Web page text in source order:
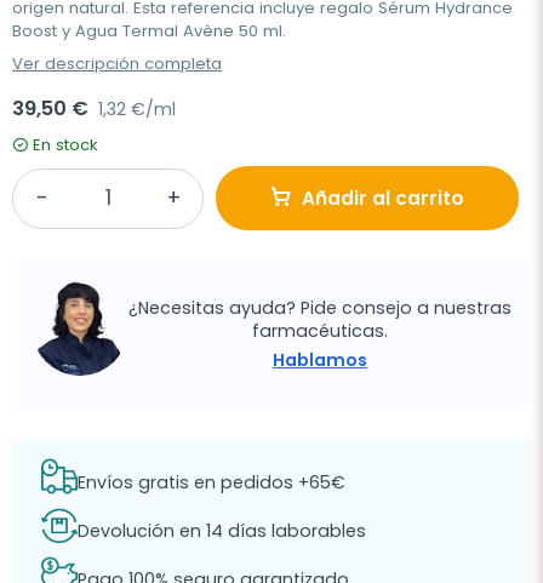
origen natural. Esta referencia incluye regalo Sérum Hydrance
Boost y Agua Termal Avène 50 ml.
Ver descripción completa
39,50 € 1,32 €/ml
En stock
Añadir al carrito
¿Necesitas ayuda? Pide consejo a nuestras
farmacéuticas.
Hablamos
Envíos gratis en pedidos +65€
Devolución en 14 días laborables